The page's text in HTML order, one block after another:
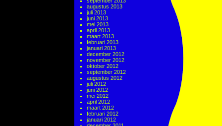
augustus 2013
juli 2013
juni 2013
mei 2013
april 2013
maart 2013
februari 2013
januari 2013
december 2012
november 2012
oktober 2012
september 2012
augustus 2012
juli 2012
juni 2012
mei 2012
april 2012
maart 2012
februari 2012
januari 2012